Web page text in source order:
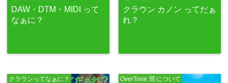
DAW・DTM・MIDI って
なぁに？
クラウン カノン ってだぁ
れ？
クラウンってなぁに？ OverTone 潤 について